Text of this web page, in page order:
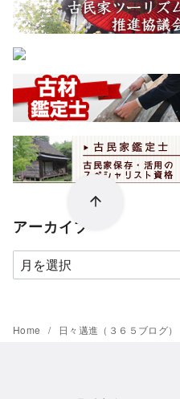
アーカイブ
ア
ー
イ
Home 日々邁進（３６５ブログ）